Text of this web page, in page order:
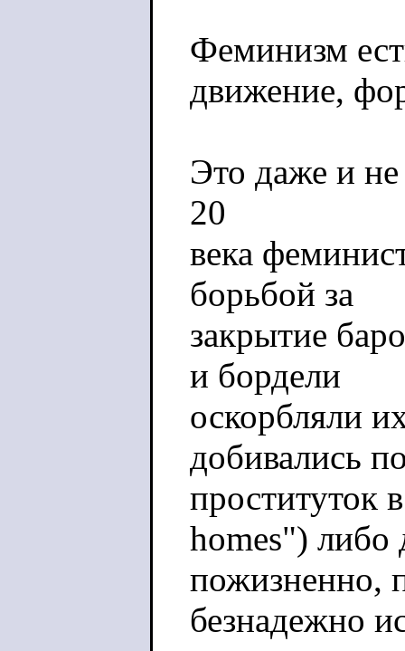
Феминизм
движение,
Это даже и
20
века
борьбой за
закрытие
и бордели
оскорбляли
добивались
проституток
homes") либо
пожизненно,
безнадежно